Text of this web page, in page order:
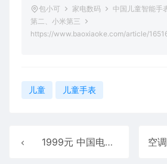
包小可 家电数码
中国儿童智能手
第二、小米第三
https://www.baoxiaoke.com/article/
儿童 儿童手表
1999元 中国电信首款智能眼镜发布：支持视频拍摄、自带AI